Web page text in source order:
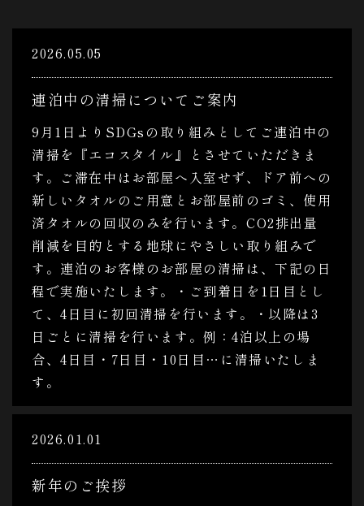
2026.05.05
連泊中の清掃についてご案内
9月1日よりSDGsの取り組みとしてご連泊中の
清掃を『エコスタイル』とさせていただきま
す。ご滞在中はお部屋へ入室せず、ドア前への
新しいタオルのご用意とお部屋前のゴミ、使用
済タオルの回収のみを行います。CO2排出量
削減を目的とする地球にやさしい取り組みで
す。連泊のお客様のお部屋の清掃は、下記の日
程で実施いたします。・ご到着日を1日目とし
て、4日目に初回清掃を行います。・以降は3
日ごとに清掃を行います。例：4泊以上の場
合、4日目・7日目・10日目…に清掃いたしま
す。
2026.01.01
新年のご挨拶